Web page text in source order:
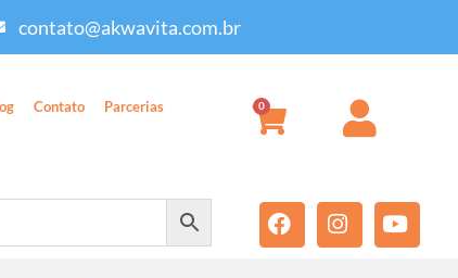
contato@akwavita.com.br
Contato Parcerias 0